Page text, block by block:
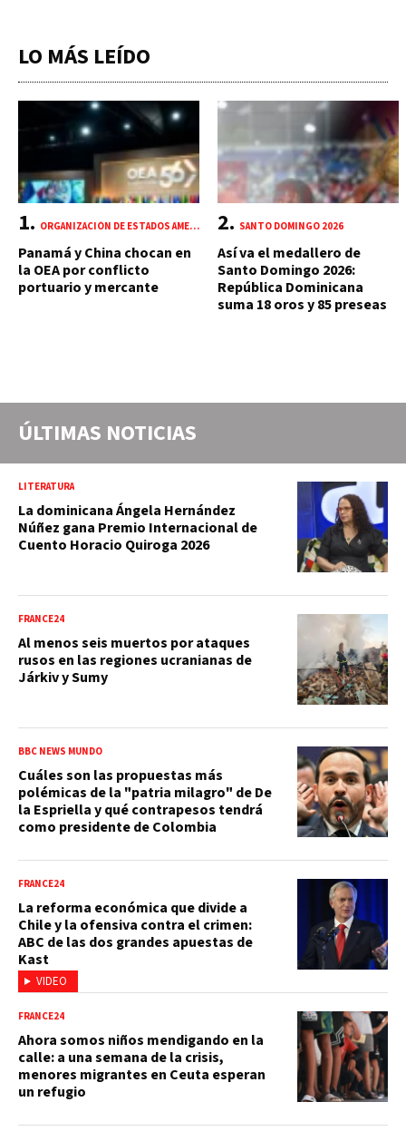
LO MÁS LEÍDO
ORGANIZACIÓN DE ESTADOS AMERICANOS (OEA)
Panamá y China chocan en
la OEA por conflicto
portuario y mercante
SANTO DOMINGO 2026
Así va el medallero de
Santo Domingo 2026:
República Dominicana
suma 18 oros y 85 preseas
ÚLTIMAS NOTICIAS
LITERATURA
La dominicana Ángela Hernández
Núñez gana Premio Internacional de
Cuento Horacio Quiroga 2026
FRANCE24
Al menos seis muertos por ataques
rusos en las regiones ucranianas de
Járkiv y Sumy
BBC NEWS MUNDO
Cuáles son las propuestas más
polémicas de la "patria milagro" de De
la Espriella y qué contrapesos tendrá
como presidente de Colombia
VIDEO
FRANCE24
La reforma económica que divide a
Chile y la ofensiva contra el crimen:
ABC de las dos grandes apuestas de
Kast
FRANCE24
Ahora somos niños mendigando en la
calle: a una semana de la crisis,
menores migrantes en Ceuta esperan
un refugio